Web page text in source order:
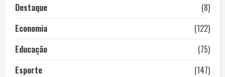
Destaque
(8)
Economia
(122)
Educação
(75)
Esporte
(147)